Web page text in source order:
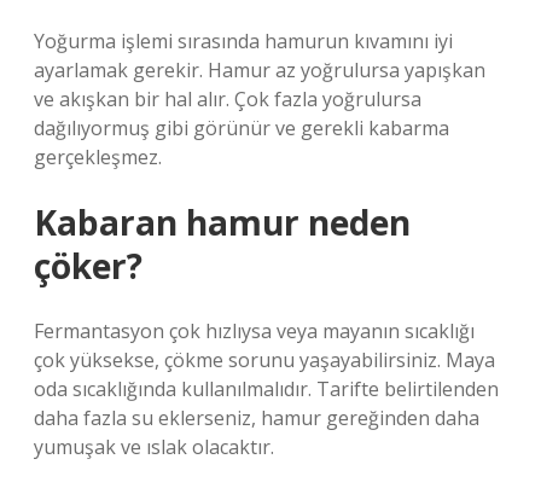
Yoğurma işlemi sırasında hamurun kıvamını iyi
ayarlamak gerekir. Hamur az yoğrulursa yapışkan
ve akışkan bir hal alır. Çok fazla yoğrulursa
dağılıyormuş gibi görünür ve gerekli kabarma
gerçekleşmez.
Kabaran hamur neden
çöker?
Fermantasyon çok hızlıysa veya mayanın sıcaklığı
çok yüksekse, çökme sorunu yaşayabilirsiniz. Maya
oda sıcaklığında kullanılmalıdır. Tarifte belirtilenden
daha fazla su eklerseniz, hamur gereğinden daha
yumuşak ve ıslak olacaktır.